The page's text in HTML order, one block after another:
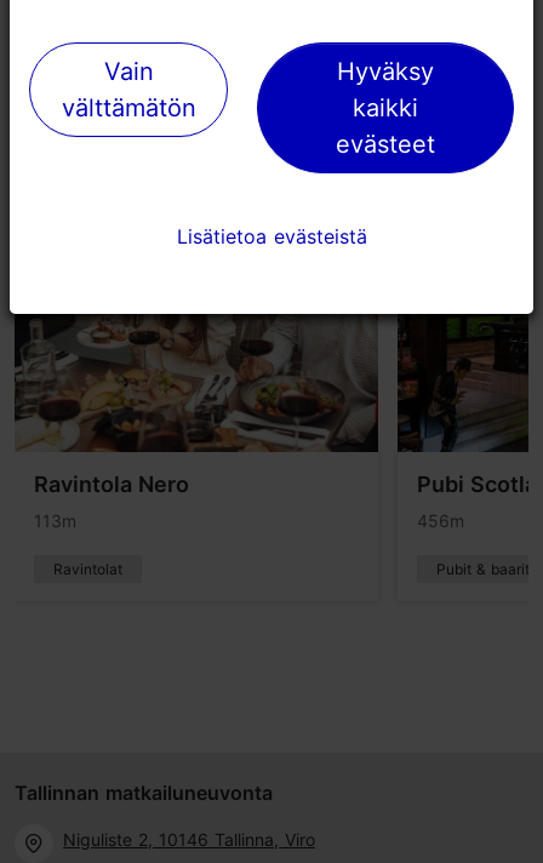
Lähellä olevia paikkoja
Ravintola Nero
113m
Ravintolat
Pubi
456m
Pubit & baarit
Tallinnan matkailuneuvonta
Niguliste 2, 10146 Tallinna, Viro
Vain
välttämätön
Hyväksy
kaikki
evästeet
Lisätietoa evästeistä
Vain
välttämätön
Hyväksy
kaikki
evästeet
Lisätietoa evästeistä